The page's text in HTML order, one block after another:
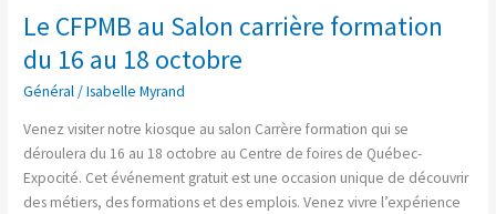
Le CFPMB au Salon carrière formation
du 16 au 18 octobre
Général/Isabelle Myrand
Venez visiter notre kiosque au salon Carrère formation qui se
déroulera du 16 au 18 octobre au Centre de foires de Québec-
Expocité. Cet événement gratuit est une occasion unique de découvrir
des métiers, des formations et des emplois. Venez vivre l’expérience
Le
au
Salon
formation